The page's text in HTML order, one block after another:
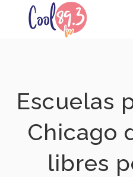
Escuelas
Chicago
libres